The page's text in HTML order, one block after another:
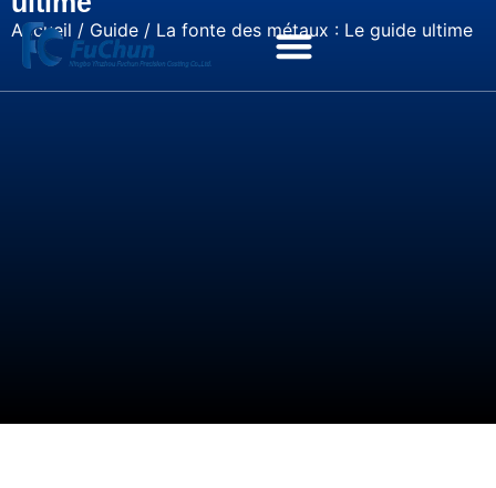
Accueil / Guide / La fonte des métaux : Le guide ultime